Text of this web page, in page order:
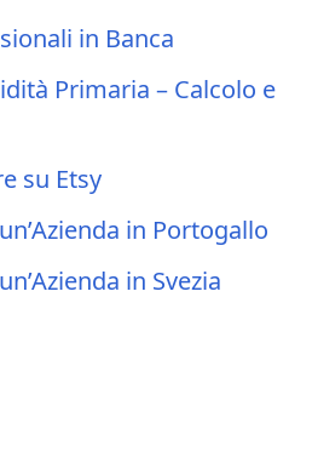
in Banca
Primaria – Calcolo e
su Etsy
in Portogallo
in Svezia